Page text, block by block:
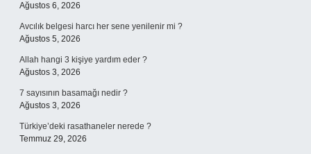
Ağustos 6, 2026
Avcılık belgesi harcı her sene yenilenir mi ?
Ağustos 5, 2026
Allah hangi 3 kişiye yardım eder ?
Ağustos 3, 2026
7 sayısının basamağı nedir ?
Ağustos 3, 2026
Türkiye’deki rasathaneler nerede ?
Temmuz 29, 2026